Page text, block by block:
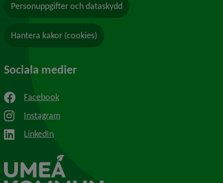
Personuppgifter och dataskydd
Hantera kakor (cookies)
Sociala medier
Facebook
Instagram
LinkedIn